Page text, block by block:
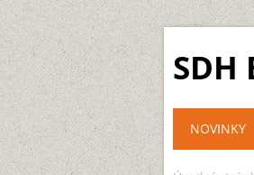
SDH
NOVINKY